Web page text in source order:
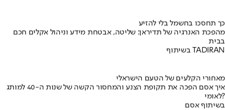
כך תחסכו בחשמל בלי להזיע
מהפכת האנרגיה של תדיראן: שליטה, אבטחת מידע וניהול אקלים חכם
בבית
בשיתוף TADIRAN
מאחורי הקלעים של הטעם הישראלי
איך אסם הפכה את תקופת הצנע והמחסור הקשה של שנות ה-40 למותג
לאומי?
בשיתוף אסם